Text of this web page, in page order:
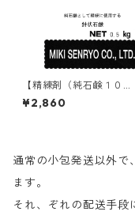
【精練剤（純石鹸１０
０％）】｜500g｜針状
（マルセル石鹸）
¥2,860
通常の小包発送以外で
ます。
それ、ぞれの配送手段